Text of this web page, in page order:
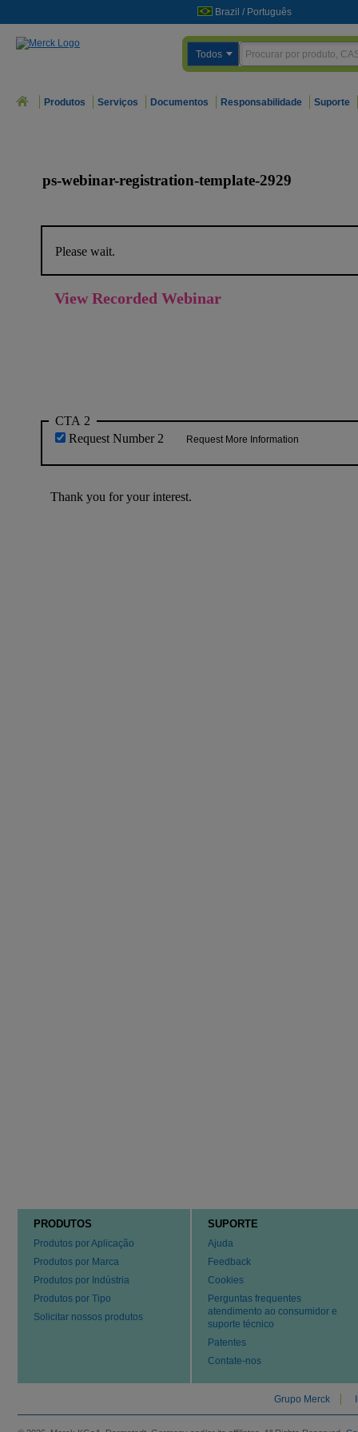
Brazil / Português
Todos
Produtos Serviços Documentos Responsabilidade Suporte
PRODUTOS
Produtos por Aplicação
Produtos por Marca
Produtos por Indústria
Produtos por Tipo
Solicitar nossos produtos
SUPORTE
Ajuda
Feedback
Cookies
Perguntas frequentes
atendimento ao consumidor e
suporte técnico
Patentes
Contate-nos
Grupo Merck